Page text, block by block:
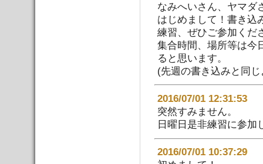
なみへいさん、ヤマダ
はじめまして！書き込
練習、ぜひご参加くだ
集合時間、場所等は今
ると思います。
(先週の書き込みと同
2016/07/01 12:31:53
突然すみません。
日曜日是非練習に参加
2016/07/01 10:37:29